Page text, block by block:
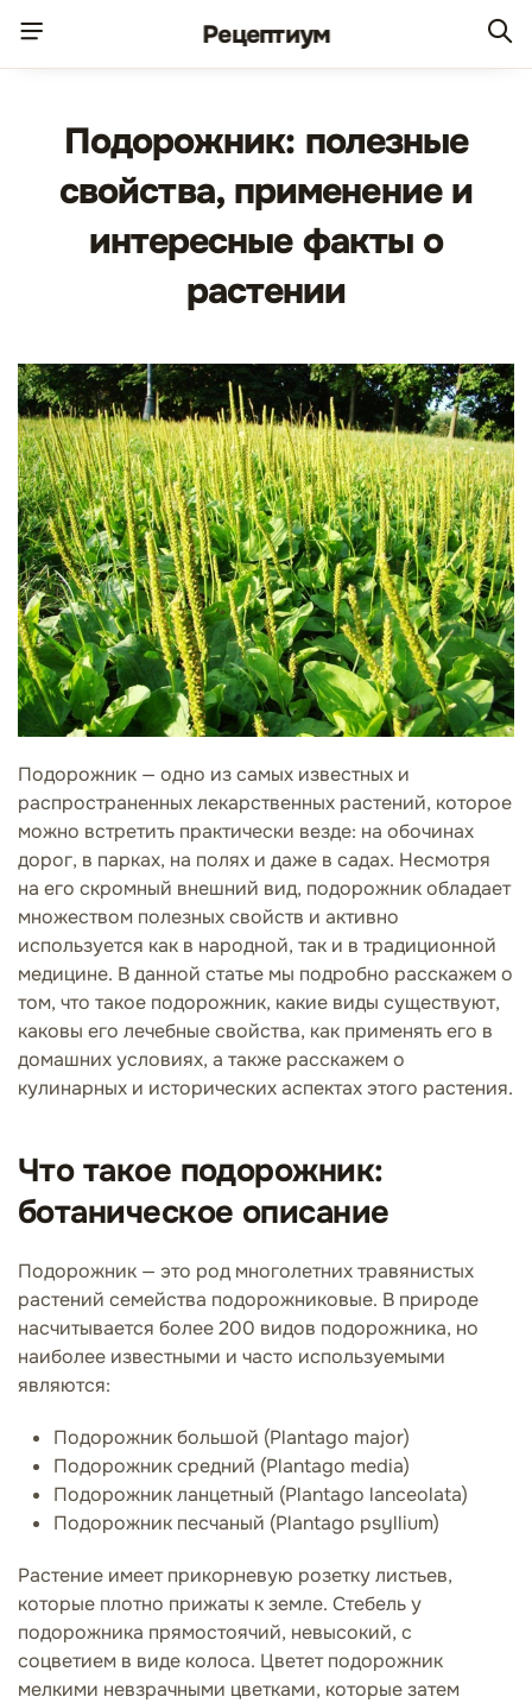
Рецептиум
Подорожник: полезные
свойства, применение и
интересные факты о
растении
Подорожник — одно из самых известных и
распространенных лекарственных растений, которое
можно встретить практически везде: на обочинах
дорог, в парках, на полях и даже в садах. Несмотря
на его скромный внешний вид, подорожник обладает
множеством полезных свойств и активно
используется как в народной, так и в традиционной
медицине. В данной статье мы подробно расскажем о
том, что такое подорожник, какие виды существуют,
каковы его лечебные свойства, как применять его в
домашних условиях, а также расскажем о
кулинарных и исторических аспектах этого растения.
Что такое подорожник:
ботаническое описание
Подорожник — это род многолетних травянистых
растений семейства подорожниковые. В природе
насчитывается более 200 видов подорожника, но
наиболее известными и часто используемыми
являются:
Подорожник большой (Plantago major)
Подорожник средний (Plantago media)
Подорожник ланцетный (Plantago lanceolata)
Подорожник песчаный (Plantago psyllium)
Растение имеет прикорневую розетку листьев,
которые плотно прижаты к земле. Стебель у
подорожника прямостоячий, невысокий, с
соцветием в виде колоса. Цветет подорожник
мелкими невзрачными цветками, которые затем